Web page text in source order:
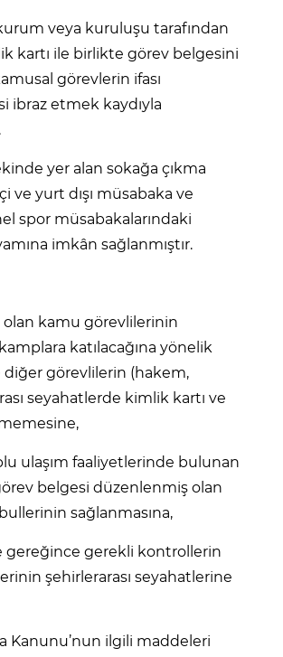
veya kuruluşu tarafından
kartı ile birlikte görev belgesini
görevlerin ifası
ibraz etmek kaydıyla
yer alan sokağa çıkma
ve yurt dışı müsabaka ve
spor müsabakalarındaki
imkân sağlanmıştır.
olan kamu görevlilerinin
katılacağına yönelik
diğer görevlilerin (hakem,
seyahatlerde kimlik kartı ve
ulaşım faaliyetlerinde bulunan
belgesi düzenlenmiş olan
sağlanmasına,
gereğince gerekli kontrollerin
şehirlerarası seyahatlerine
Kanunu’nun ilgili maddeleri